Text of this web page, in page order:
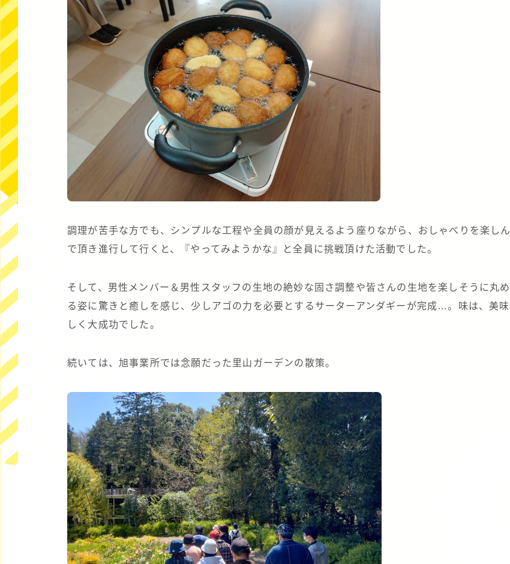
調理が苦手な方でも、シンプルな工程や全員の顔が見えるよう座りながら、おしゃべりを楽しん
で頂き進行して行くと、『やってみようかな』と全員に挑戦頂けた活動でした。
そして、男性メンバー＆男性スタッフの生地の絶妙な固さ調整や皆さんの生地を楽しそうに丸め
る姿に驚きと癒しを感じ、少しアゴの力を必要とするサーターアンダギーが完成…。味は、美味
しく大成功でした。
続いては、旭事業所では念願だった里山ガーデンの散策。